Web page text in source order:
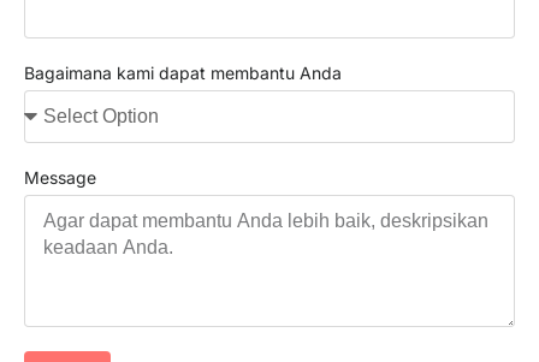
Bagaimana kami dapat membantu Anda
Message